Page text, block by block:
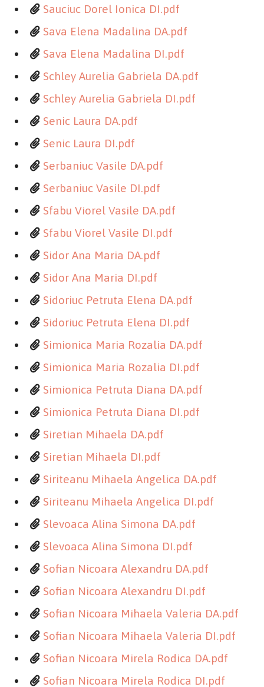
Sauciuc Dorel Ionica DI.pdf
Sava Elena Madalina DA.pdf
Sava Elena Madalina DI.pdf
Schley Aurelia Gabriela DA.pdf
Schley Aurelia Gabriela DI.pdf
Senic Laura DA.pdf
Senic Laura DI.pdf
Serbaniuc Vasile DA.pdf
Serbaniuc Vasile DI.pdf
Sfabu Viorel Vasile DA.pdf
Sfabu Viorel Vasile DI.pdf
Sidor Ana Maria DA.pdf
Sidor Ana Maria DI.pdf
Sidoriuc Petruta Elena DA.pdf
Sidoriuc Petruta Elena DI.pdf
Simionica Maria Rozalia DA.pdf
Simionica Maria Rozalia DI.pdf
Simionica Petruta Diana DA.pdf
Simionica Petruta Diana DI.pdf
Siretian Mihaela DA.pdf
Siretian Mihaela DI.pdf
Siriteanu Mihaela Angelica DA.pdf
Siriteanu Mihaela Angelica DI.pdf
Slevoaca Alina Simona DA.pdf
Slevoaca Alina Simona DI.pdf
Sofian Nicoara Alexandru DA.pdf
Sofian Nicoara Alexandru DI.pdf
Sofian Nicoara Mihaela Valeria DA.pdf
Sofian Nicoara Mihaela Valeria DI.pdf
Sofian Nicoara Mirela Rodica DA.pdf
Sofian Nicoara Mirela Rodica DI.pdf